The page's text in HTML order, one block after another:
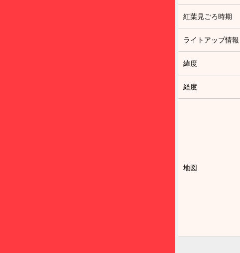
紅葉見ごろ時期
ライトアップ情報
緯度
経度
地図